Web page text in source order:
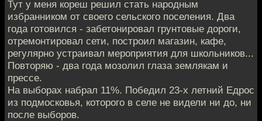
Тут у меня кореш решил стать народным
избранником от своего сельского поселения. Два
года готовился - забетонировал грунтовые дороги,
отремонтировал сети, построил магазин, кафе,
регулярно устраивал мероприятия для школьников...
Повторяю - два года мозолил глаза землякам и
прессе.
На выборах набрал 11%. Победил 23-х летний Едрос
из подмосковья, которого в селе не видели ни до, ни
после выборов.